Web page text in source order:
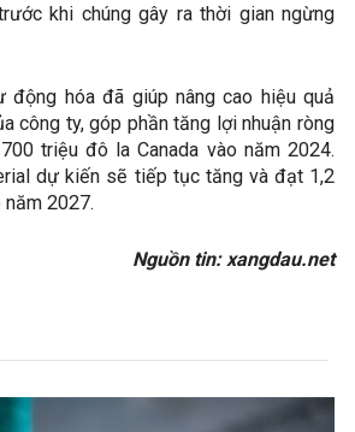
khi chúng gây ra thời gian ngừng
động hóa đã giúp nâng cao hiệu quả
công ty, góp phần tăng lợi nhuận ròng
triệu đô la Canada vào năm 2024.
dự kiến ​​sẽ tiếp tục tăng và đạt 1,2
năm 2027.
Nguồn tin: xangdau.net